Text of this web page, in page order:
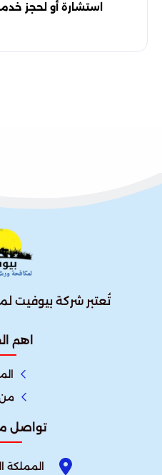
استشارة أو لحجز
تُعتبر شركة بيوفيت
اهم
تواصل
المملكة